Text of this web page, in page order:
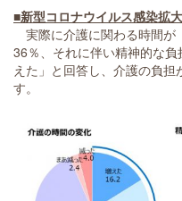
■新型コロナウイルス感染拡
実際に介護に関わる時間が
36％、それに伴い精神的な
えた」と回答し、介護の負
す。